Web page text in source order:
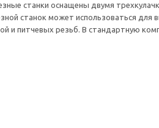
станки оснащены двумя
станок может использоваться
и питчевых резьб. В стандартную